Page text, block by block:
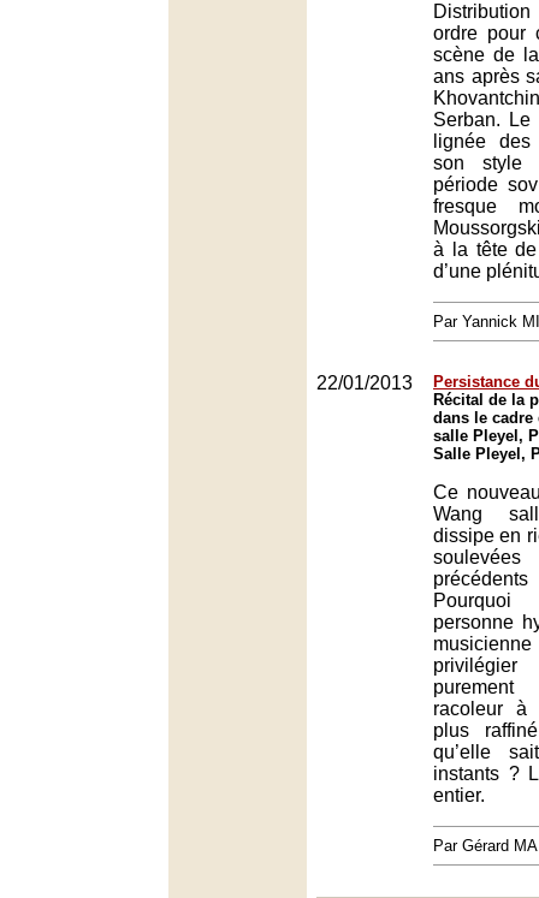
ordre pour
scène de
ans après
Serban. Le
lignée
son style
période
fresque
à la tête de
d’une
Par Yannick
22/01/2013
Persistance
Récital de la
dans le cadre
salle Pleyel,
Salle Pleyel,
Ce
Wang
dissipe en
personne
racoleur à
plus
qu’elle
instants ?
entier.
Par Gérard